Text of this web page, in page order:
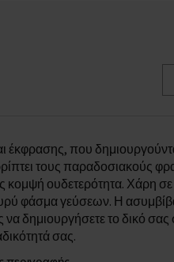
έκφρασης, που
τους παραδοσιακούς
κομψή ουδετερότητα. Χάρη
φάσμα γεύσεων. Η
να δημιουργήσετε το δικό
σας.